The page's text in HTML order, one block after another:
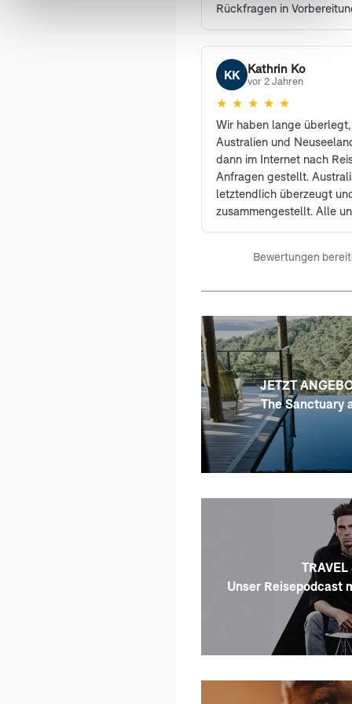
Rückfragen in
kompetent zur Seite. Wir
nur weiterempfehlen.
KK
Kathrin Ko
vor 2 Jahren
★ ★ ★ ★ ★
Wir haben lange
Australien und
dann im Internet nach
Anfragen gestellt.
letztendlich überzeugt
zusammengestellt. Alle
war ein Traum und bleibt
weiterempfehlen. Bei
auch während der Reise
Antwort, sodass man
hatte. Ein großes Lob an
Planung!
Bewertungen
JETZT
The Sanctuary
TRAVEL
Unser Reisepodcast